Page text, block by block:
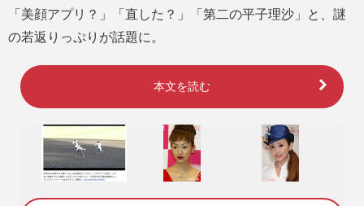
「美顔アプリ？」「直した？」「第二の平子理沙」と、謎
の若返りっぷりが話題に。
本文を読む